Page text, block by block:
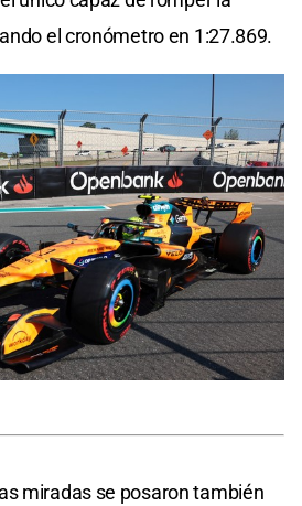
el cronómetro en 1:27.869.
miradas se posaron también